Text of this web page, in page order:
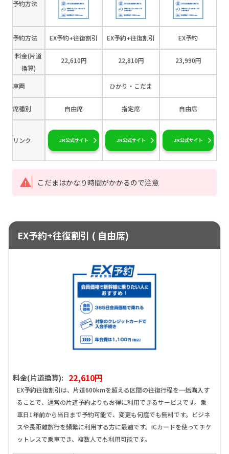
予約方法
予約方法 EX予約+往復割引 EX予約+往復割引 EX予約
料金(片道
換算)
22,610円 22,810円 23,990円
車両 ひかり・こだま
席種別 自由席 指定席 自由席
リンク JR公式サイト JR公式サイト JR公式サイト
こだまはかなり時間がかかるので注意
EX予約+往復割引 ( 自由席)
料金(片道換算): 22,610円
EX予約往復割引は、片道600kmを超える区間の往復行程を一括購入す
ることで、通常の片道予約よりもお得に利用できるサービスです。乗
車日1年前から当日まで予約可能で、変更も何度でも無料です。ビジネ
スや長距離旅行を頻繁に利用する方に最適です。ICカードを使ってチケ
ットレスで乗車でき、複数人でも利用可能です。